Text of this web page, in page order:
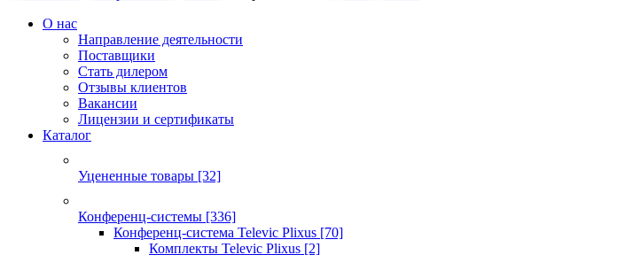
О нас
Направление деятельности
Поставщики
Стать дилером
Отзывы клиентов
Вакансии
Лицензии и сертификаты
Каталог
Уцененные товары [32]
Конференц-системы [336]
Конференц-система Televic Plixus [70]
Комплекты Televic Plixus [2]